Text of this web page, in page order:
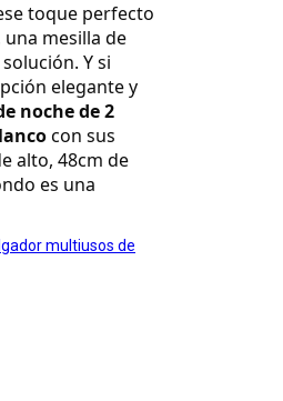
toque perfecto
mesilla de
Y si
elegante y
noche de 2
con sus
alto, 48cm de
es una